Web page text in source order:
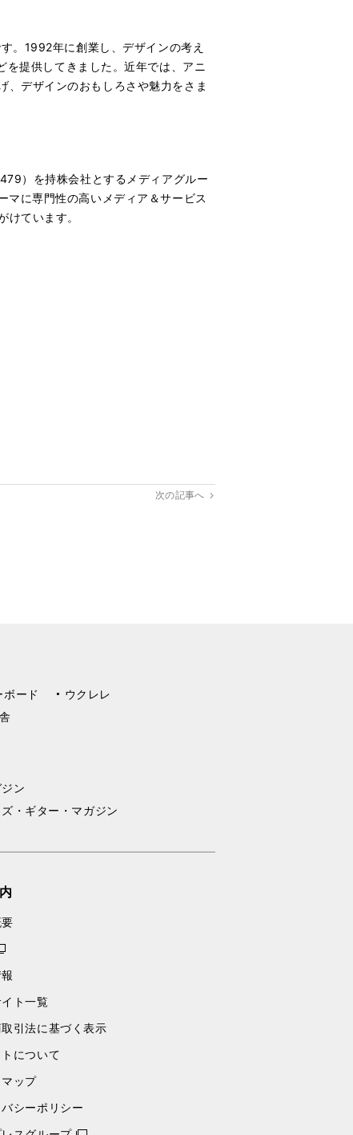
。1992年に創業し、デザインの考え
提供してきました。近年では、アニ
、デザインのおもしろさや魅力をさま
）を持株会社とするメディアグルー
マに専門性の高いメディア＆サービス
ています。
次の記事へ
ード
ウクレレ
ン
・ギター・マガジン
ト一覧
引法に基づく表示
について
ップ
シーポリシー